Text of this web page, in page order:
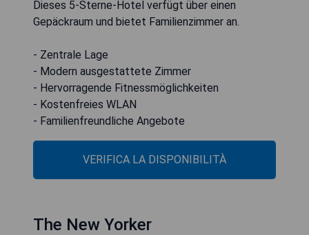
Dieses 5-Sterne-Hotel verfügt über einen
Gepäckraum und bietet Familienzimmer an.
- Zentrale Lage
- Modern ausgestattete Zimmer
- Hervorragende Fitnessmöglichkeiten
- Kostenfreies WLAN
- Familienfreundliche Angebote
VERIFICA LA DISPONIBILITÀ
The New Yorker